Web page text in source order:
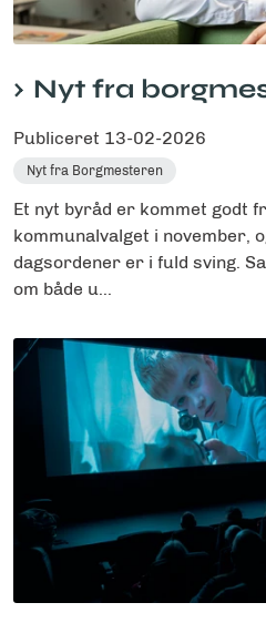
Nyt fra
Publiceret 13-02-2026
Nyt fra Borgmesteren
Et nyt byråd er kommet godt
kommunalvalget i november,
dagsordener er i fuld sving.
om både u...